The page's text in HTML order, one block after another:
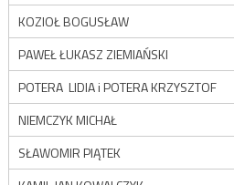
KOZIOŁ BOGUSŁAW
PAWEŁ ŁUKASZ ZIEMIAŃSKI
POTERA LIDIA i POTERA KRZYSZTOF
NIEMCZYK MICHAŁ
SŁAWOMIR PIĄTEK